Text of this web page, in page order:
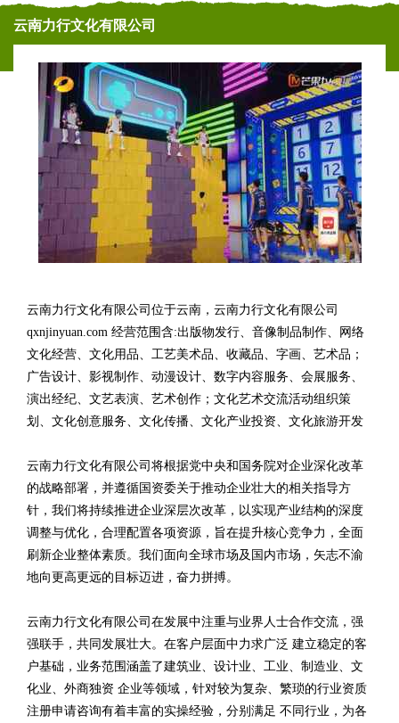
云南力行文化有限公司
云南力行文化有限公司位于云南，云南力行文化有限公司
qxnjinyuan.com 经营范围含:出版物发行、音像制品制作、网络
文化经营、文化用品、工艺美术品、收藏品、字画、艺术品；
广告设计、影视制作、动漫设计、数字内容服务、会展服务、
演出经纪、文艺表演、艺术创作；文化艺术交流活动组织策
划、文化创意服务、文化传播、文化产业投资、文化旅游开发
云南力行文化有限公司将根据党中央和国务院对企业深化改革
的战略部署，并遵循国资委关于推动企业壮大的相关指导方
针，我们将持续推进企业深层次改革，以实现产业结构的深度
调整与优化，合理配置各项资源，旨在提升核心竞争力，全面
刷新企业整体素质。我们面向全球市场及国内市场，矢志不渝
地向更高更远的目标迈进，奋力拼搏。
云南力行文化有限公司在发展中注重与业界人士合作交流，强
强联手，共同发展壮大。在客户层面中力求广泛 建立稳定的客
户基础，业务范围涵盖了建筑业、设计业、工业、制造业、文
化业、外商独资 企业等领域，针对较为复杂、繁琐的行业资质
注册申请咨询有着丰富的实操经验，分别满足 不同行业，为各